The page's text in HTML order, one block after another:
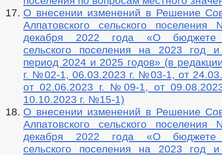
О внесении изменений в Решение
Алпатовского сельского
декабря 2022 года «О бюджете
сельского поселения на 2023 год
период 2024 и 2025 годов» (в
г. №02-1, 06.03.2023 г. №03-1, от
от 02.06.2023 г. №09-1, от
10.10.2023 г. №15-1)
О внесении изменений в Решение
Алпатовского сельского
декабря 2022 года «О бюджете
сельского поселения на 2023 год